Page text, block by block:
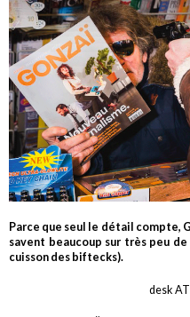
Parce que seul le détail compte,
savent beaucoup sur très peu
cuisson des biftecks).
desk